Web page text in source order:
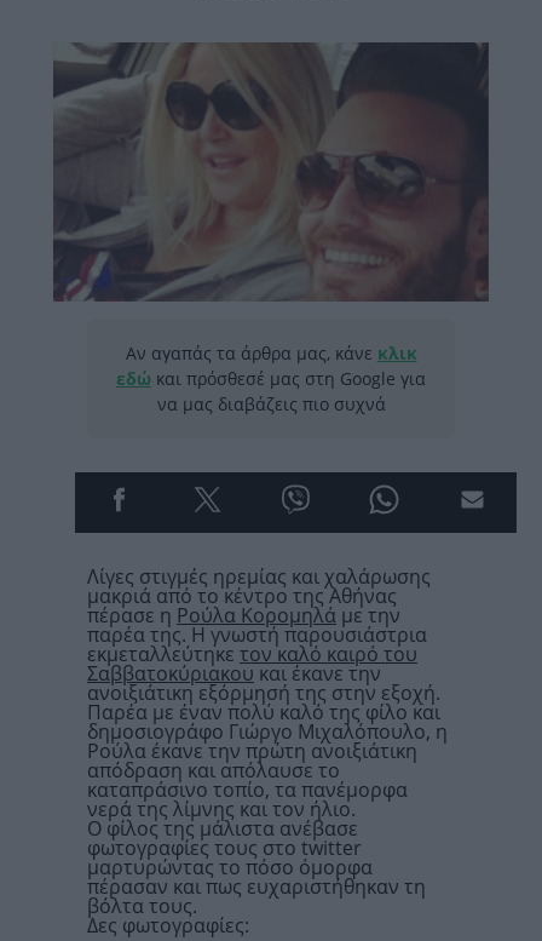
Αν αγαπάς τα άρθρα μας, κάνε κλικ
εδώ και πρόσθεσέ μας στη Google για
να μας διαβάζεις πιο συχνά
Λίγες στιγμές ηρεμίας και χαλάρωσης
μακριά από το κέντρο της Αθήνας
πέρασε η Ρούλα Κορομηλά με την
παρέα της. Η γνωστή παρουσιάστρια
εκμεταλλεύτηκε τον καλό καιρό του
Σαββατοκύριακου και έκανε την
ανοιξιάτικη εξόρμησή της στην εξοχή.
Παρέα με έναν πολύ καλό της φίλο και
δημοσιογράφο Γιώργο Μιχαλόπουλο, η
Ρούλα έκανε την πρώτη ανοιξιάτικη
απόδραση και απόλαυσε το
καταπράσινο τοπίο, τα πανέμορφα
νερά της λίμνης και τον ήλιο.
Ο φίλος της μάλιστα ανέβασε
φωτογραφίες τους στο twitter
μαρτυρώντας το πόσο όμορφα
πέρασαν και πως ευχαριστήθηκαν τη
βόλτα τους.
Δες φωτογραφίες: